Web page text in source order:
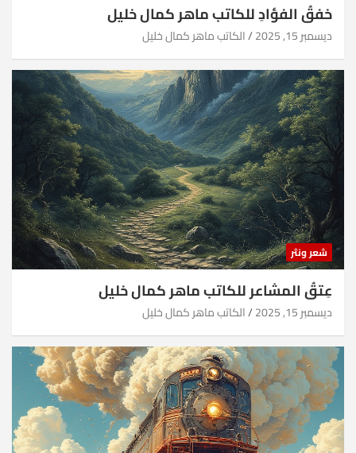
خفقُ الفؤادِ للكاتب ماهر كمال خليل
ديسمبر 15, 2025 الكاتب ماهر كمال خليل
شعر ونثر
عِتقُ المشاعر للكاتب ماهر كمال خليل
ديسمبر 15, 2025 الكاتب ماهر كمال خليل